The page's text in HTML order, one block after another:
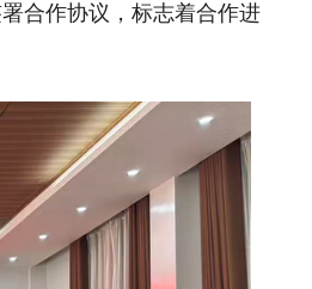
合作协议，标志着合作进